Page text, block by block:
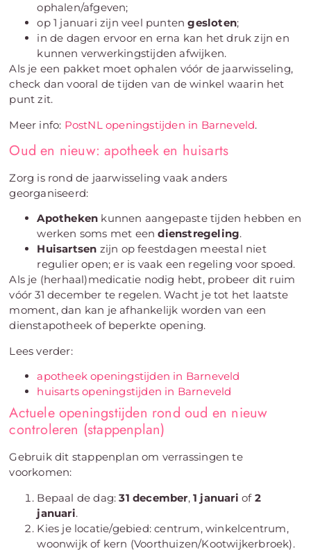
ophalen/afgeven;
op 1 januari zijn veel puntengesloten;
in de dagen ervoor en erna kan het druk zijn en
kunnen verwerkingstijden afwijken.
Als je een pakket moet ophalen vóór de jaarwisseling,
check dan vooral de tijden van de winkel waarin het
punt zit.
Meer info: PostNL openingstijden in Barneveld.
Oud en nieuw: apotheek en huisarts
Zorg is rond de jaarwisseling vaak anders
georganiseerd:
Apotheken kunnen aangepaste tijden hebben en
werken soms met eendienstregeling.
Huisartsen zijn op feestdagen meestal niet
regulier open; er is vaak een regeling voor spoed.
Als je (herhaal)medicatie nodig hebt, probeer dit ruim
vóór 31 december te regelen. Wacht je tot het laatste
moment, dan kan je afhankelijk worden van een
dienstapotheek of beperkte opening.
Lees verder:
apotheek openingstijden in Barneveld
huisarts openingstijden in Barneveld
Actuele openingstijden rond oud en nieuw
controleren (stappenplan)
Gebruik dit stappenplan om verrassingen te
voorkomen:
Bepaal de dag:31 december,1 januari of 2
januari.
Kies je locatie/gebied: centrum, winkelcentrum,
woonwijk of kern (Voorthuizen/Kootwijkerbroek).